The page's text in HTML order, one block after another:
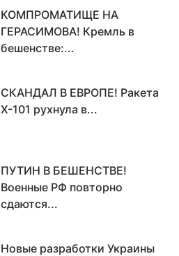
КОМПРОМАТИЩЕ НА
ГЕРАСИМОВА! Кремль в
бешенстве:...
СКАНДАЛ В ЕВРОПЕ! Ракета
Х-101 рухнула в...
ПУТИН В БЕШЕНСТВЕ!
Военные РФ повторно
сдаются...
Новые разработки Украины